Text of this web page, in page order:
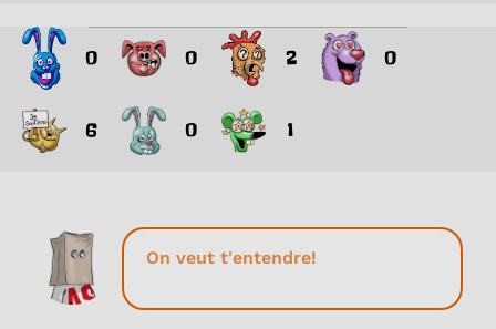
0 0 2 0
6 0 1